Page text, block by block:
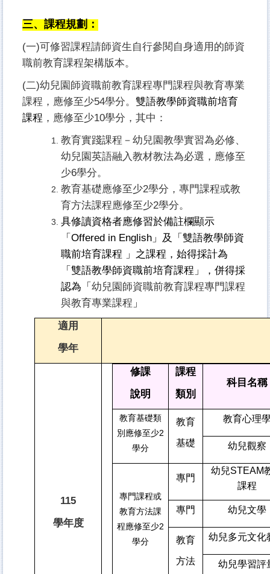
三、課程規劃：
(一)可修習課程請師資生自行參閱自身適用的師資
職前教育課程架構版本。
(二)幼兒園師資職前教育課程專門課程與教育專業
課程，應修至少54學分。 雙語教學師資職前培育
課程 ，應修至少10學分，其中：
教育實踐課程－幼兒園教學實習為必修、
幼兒園英語融入教材教法為必選，應修至
少6學分。
教育基礎應修至少2學分，專門課程或教
育方法課程應修至少2學分。
具修讀資格者應修習於備註欄顯示
「Offered in English」及「雙語教學師資
職前培育課程 」之課程，始得採計為
「雙語教學師資職前培育課程」，併得採
認為「 幼兒園師資職前教育課程專門課程
與教育專業課程 」
適用
學年
115
學年度
修課
說明
課程
類別
科目名稱
教育基礎類
別應修至少2
學分
教育
基礎
教育心理
幼兒觀察
專門課程或
教育方法課
程應修至少2
學分
專門
幼兒STEAM
課程
專門 幼兒文學
教育
方法
幼兒多元文化
幼兒學習評